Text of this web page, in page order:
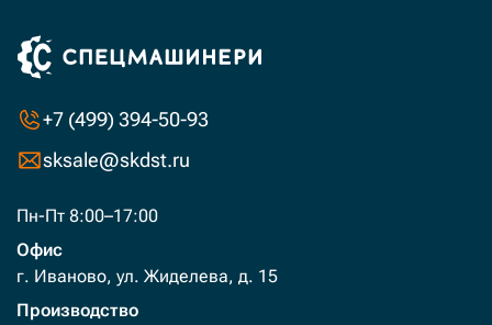
+7 (499) 394-50-93
sksale@skdst.ru
Пн-Пт 8:00–17:00
Офис
г. Иваново, ул. Жиделева, д. 15
Производство